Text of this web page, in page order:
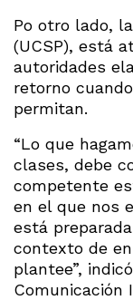
Po otro lado,
(UCSP), está
autoridades
retorno
permitan.
“Lo que
clases, debe
competente
en el que nos
está
contexto de
plantee”,
Comunicación